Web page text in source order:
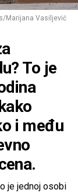
Marijana Vasiljević
To je
i među
je jednoj osobi